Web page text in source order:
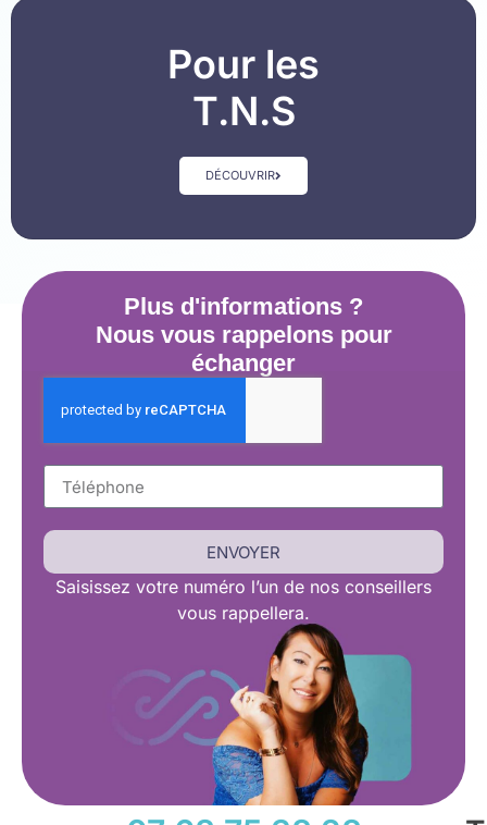
Pour les
T.N.S
DÉCOUVRIR
Plus d'informations ?
Nous vous rappelons pour
échanger
ENVOYER
Saisissez votre numéro l’un de nos conseillers
vous rappellera.